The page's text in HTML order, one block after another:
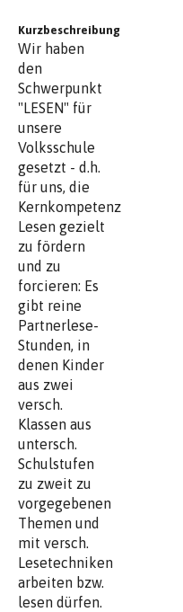
Kurzbeschreibung
Wir haben
den
Schwerpunkt
"LESEN" für
unsere
Volksschule
gesetzt - d.h.
für uns, die
Kernkompetenz
Lesen gezielt
zu fördern
und zu
forcieren: Es
gibt reine
Partnerlese-
Stunden, in
denen Kinder
aus zwei
versch.
Klassen aus
untersch.
Schulstufen
zu zweit zu
vorgegebenen
Themen und
mit versch.
Lesetechniken
arbeiten bzw.
lesen dürfen.